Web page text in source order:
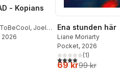
- Kopians
, Joel
,Emil Ejdemo
Beer
2026
Ena stunden här
Liane Moriarty
Pocket, 2026
4,0utav 5 stjärnor.
(1)
69 kr99 kr